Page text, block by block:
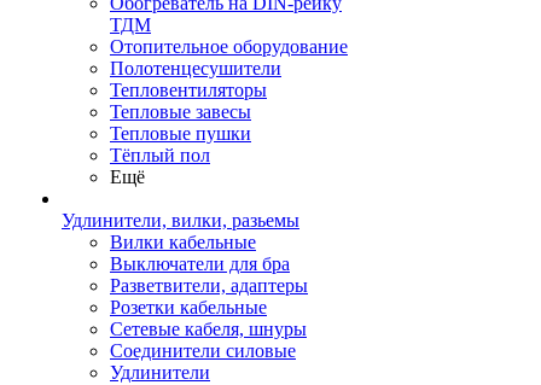
ТДМ
Отопительное оборудование
Полотенцесушители
Тепловентиляторы
Тепловые завесы
Тепловые пушки
Тёплый пол
Ещё
Удлинители, вилки, разьемы
Вилки кабельные
Выключатели для бра
Разветвители, адаптеры
Розетки кабельные
Сетевые кабеля, шнуры
Соединители силовые
Удлинители